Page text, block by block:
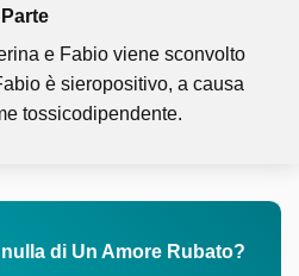
e Fabio viene sconvolto
è sieropositivo, a causa
tossicodipendente.
di Un Amore Rubato?